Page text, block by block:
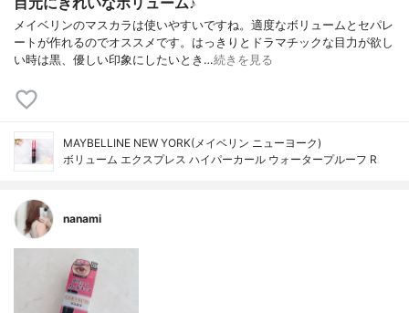
メイベリンのマスカラは使いやすいですね。適度なボリュームとセパレ
ートが作れるのでオススメです。はっきりとドラマチックな目力が欲し
い時は黒、優しい印象にしたいとき…続きを見る
MAYBELLINE NEW YORK(メイベリン ニューヨーク)
ボリューム エクスプレス ハイパーカール ウォータープルーフ R
nanami